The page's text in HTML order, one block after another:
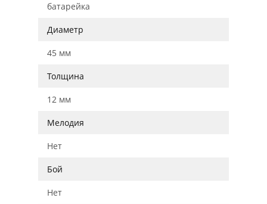
батарейка
Диаметр
45 мм
Толщина
12 мм
Мелодия
Нет
Бой
Нет